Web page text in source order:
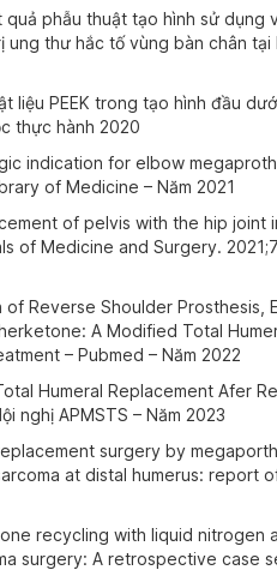
phẫu thuật tạo hình sử dụng
ung thư hắc tố vùng bàn chân tại
liệu PEEK trong tạo hình đầu
thực hành 2020
indication for elbow
of Medicine – Năm 2021
of pelvis with the hip joint
of Medicine and Surgery.
of Reverse Shoulder Prosthesis,
A Modified Total
– Pubmed – Năm 2022
Humeral Replacement Afer
nghị APMSTS – Năm 2023
surgery by
at distal humerus: report of
recycling with liquid nitrogen
surgery: A retrospective case